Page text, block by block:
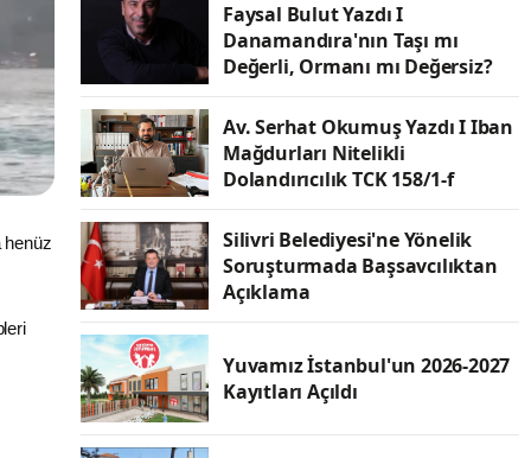
henüz
Faysal Bulut Yazdı I
Danamandıra'nın Taşı mı
Değerli, Ormanı mı Değersiz?
Av. Serhat Okumuş Yazdı I Iban
Mağdurları Nitelikli
Dolandırıcılık TCK 158/1-f
Silivri Belediyesi'ne Yönelik
Soruşturmada Başsavcılıktan
Açıklama
Yuvamız İstanbul'un 2026-2027
Kayıtları Açıldı